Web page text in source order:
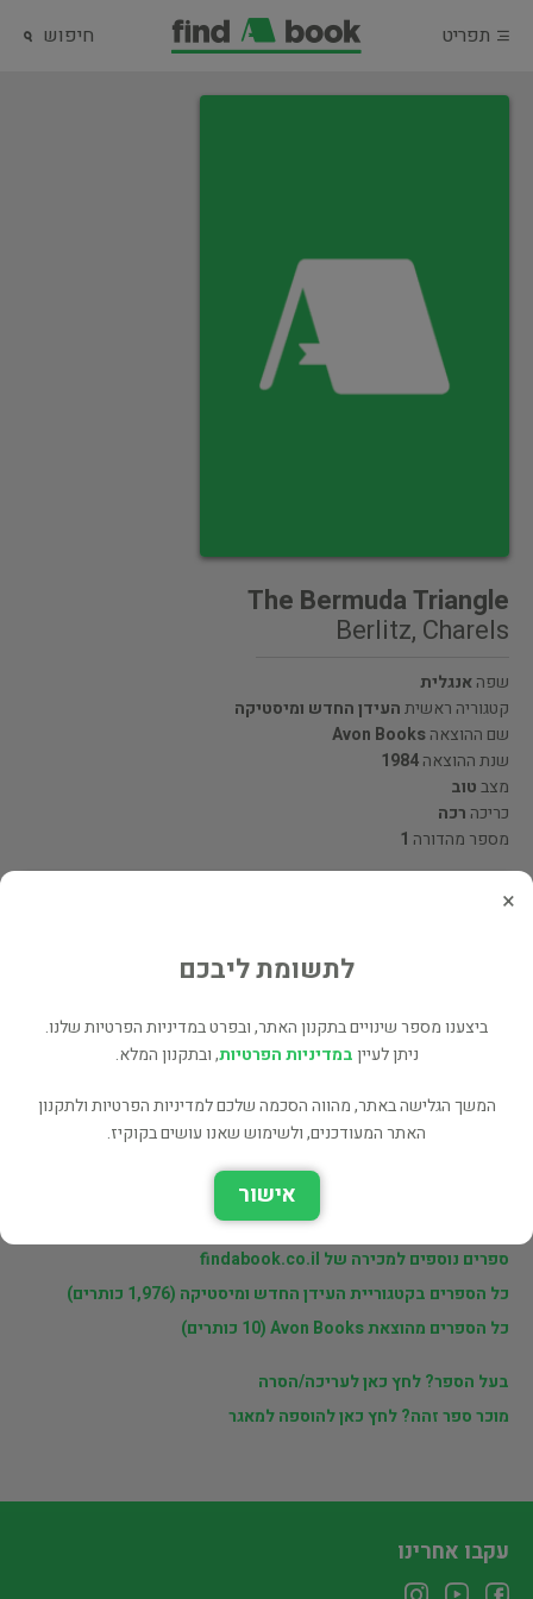
תפריט חיפוש
The Bermuda Triangle
Berlitz, Charels
שפהאנגלית
קטגוריה ראשיתהעידן החדש ומיסטיקה
שם ההוצאהAvon Books
שנת ההוצאה1984
מצבטוב
כריכה רכה
מספר מהדורה 1
מוכרי findabook.co.il
ספרים נוספים למכירה של findabook.co.il
כל הספרים בקטגוריית העידן החדש ומיסטיקה (1,976 כותרים)
כל הספרים מהוצאת Avon Books (10 כותרים)
בעל הספר? לחץ כאן לעריכה/הסרה
מוכר ספר זהה? לחץ כאן להוספה למאגר
×
לתשומת ליבכם
ביצענו מספר שינויים בתקנון האתר, ובפרט במדיניות הפרטיות שלנו.
ניתן לעייןבמדיניות הפרטיות, ובתקנון המלא.
המשך הגלישה באתר, מהווה הסכמה שלכם למדיניות הפרטיות ולתקנון
האתר המעודכנים, ולשימוש שאנו עושים בקוקיז.
אישור
עקבו אחרינו